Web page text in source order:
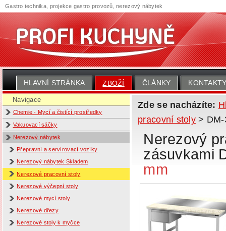
HLAVNÍ STRÁNKA ZBOŽÍ ČLÁNKY
Navigace
Chemie - Mycí a čistící prostředky
Vakuovací sáčky
Nerezový nábytek
Přepravní a servírovací vozíky
Nerezový nábytek Skladem
Nerezové pracovní stoly
Nerezové výčepní stoly
Nerezové mycí stoly
Nerezové dřezy
Nerezové stoly k myčce
Zde se nacházíte:
pracovní stoly> DM-
Nerezový
zásuvkami
mm
Gastro technika, projekce gastro provozů, nerezový nábytek